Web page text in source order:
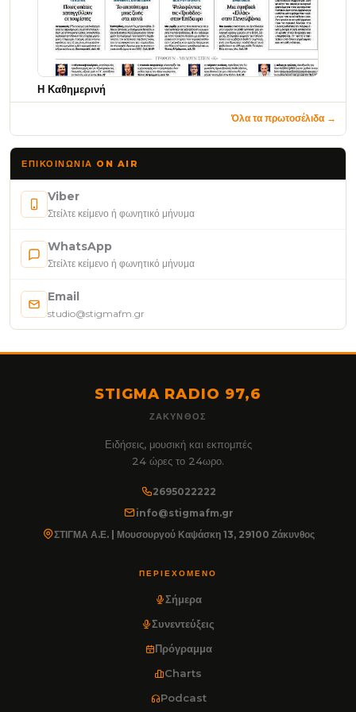
Η Καθημερινή
Όλα τα πρωτοσέλιδα →
ΕΠΙΚΟΙΝΩΝΊΑ ON AIR
Viber
Στείλτε κείμενο ή φωνητικό μήνυμα
WhatsApp
Στείλτε κείμενο ή φωνητικό μήνυμα
Email
studio@stigmafm.gr
STIGMA RADIO 97,6
ΖΆΚΥΝΘΟΣ
Ειδήσεις, μουσική και εκπομπές
24 ώρες το 24ωρο.
2695022222
info@stigmafm.gr
ΣΤΙΓΜΑ Α.Ε. | Μουσουργού Καψάσκη 13, 29100 Ζάκυνθος
ΠΕΡΙΕΧΌΜΕΝΟ
Σήμερα
Συνεντεύξεις
Πρόγραμμα
Charts
Podcast